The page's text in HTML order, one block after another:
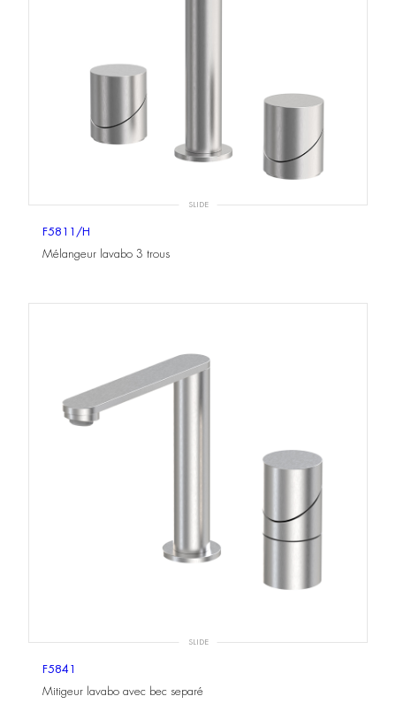
SLIDE
F5811/H
Mélangeur lavabo 3 trous
SLIDE
F5841
Mitigeur lavabo avec bec separé